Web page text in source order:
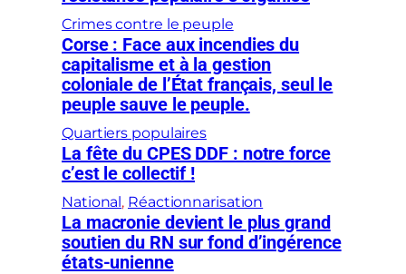
Crimes contre le peuple
Corse : Face aux incendies du
capitalisme et à la gestion
coloniale de l’État français, seul le
peuple sauve le peuple.
Quartiers populaires
La fête du CPES DDF : notre force
c’est le collectif !
National, Réactionnarisation
La macronie devient le plus grand
soutien du RN sur fond d’ingérence
états-unienne